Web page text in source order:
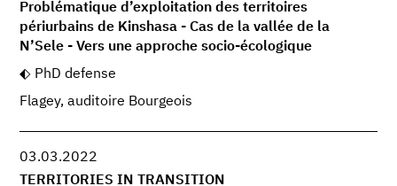
Problématique d’exploitation des territoires
périurbains de Kinshasa - Cas de la vallée de la
N’Sele - Vers une approche socio-écologique
PhD defense
Flagey, auditoire Bourgeois
03.03.2022
TERRITORIES IN TRANSITION